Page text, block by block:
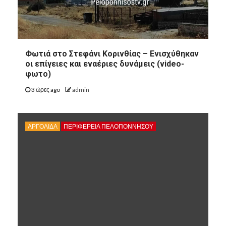
Φωτιά στο Στεφάνι Κορινθίας – Ενισχύθηκαν
οι επίγειες και εναέριες δυνάμεις (video-
φωτο)
3 ώρες ago admin
ΑΡΓΟΛΙΔΑ ΠΕΡΙΦΈΡΕΙΑ ΠΕΛΟΠΟΝΝΉΣΟΥ